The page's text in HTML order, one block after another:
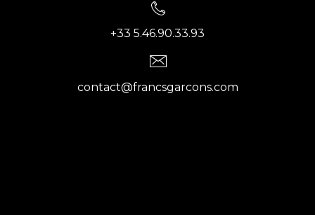
+33 5.46.90.33.93
contact@francsgarcons.com